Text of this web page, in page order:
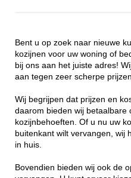
Bent u op zoek naar nieuwe
kozijnen voor uw woning of
bij ons aan het juiste adres!
aan tegen zeer scherpe prijzen.
Wij begrijpen dat prijzen en
daarom bieden wij betaalbare
kozijnbehoeften. Of u nu uw
buitenkant wilt vervangen, wij
in huis.
Bovendien bieden wij ook de